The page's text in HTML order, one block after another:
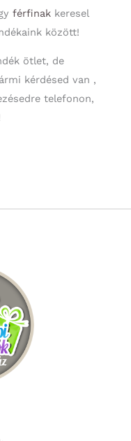
férfinakkeresel
között!
ötlet, de
kérdésed van ,
telefonon,